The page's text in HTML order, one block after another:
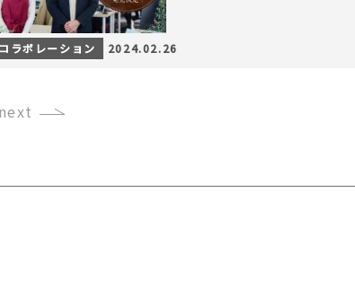
コラボレーション 2024.02.26
›